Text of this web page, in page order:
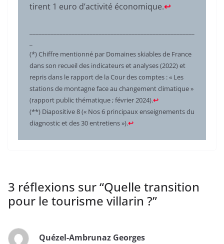
tirent 1 euro d’activité économique.↩︎
(*) Chiffre mentionné par Domaines skiables de France
dans son recueil des indicateurs et analyses (2022) et
repris dans le rapport de la Cour des comptes : « Les
stations de montagne face au changement climatique »
(rapport public thématique ; février 2024).↩︎
(**) Diapositive 8 (« Nos 6 principaux enseignements du
diagnostic et des 30 entretiens »).↩︎
3 réflexions sur “Quelle transition
pour le tourisme villarin ?”
Quézel-Ambrunaz Georges